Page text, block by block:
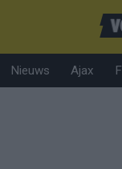
Nieuws Ajax